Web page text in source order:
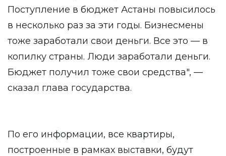
Поступление в бюджет Астаны повысилось
в несколько раз за эти годы. Бизнесмены
тоже заработали свои деньги. Все это — в
копилку страны. Люди заработали деньги.
Бюджет получил тоже свои средства", —
сказал глава государства.
По его информации, все квартиры,
построенные в рамках выставки, будут